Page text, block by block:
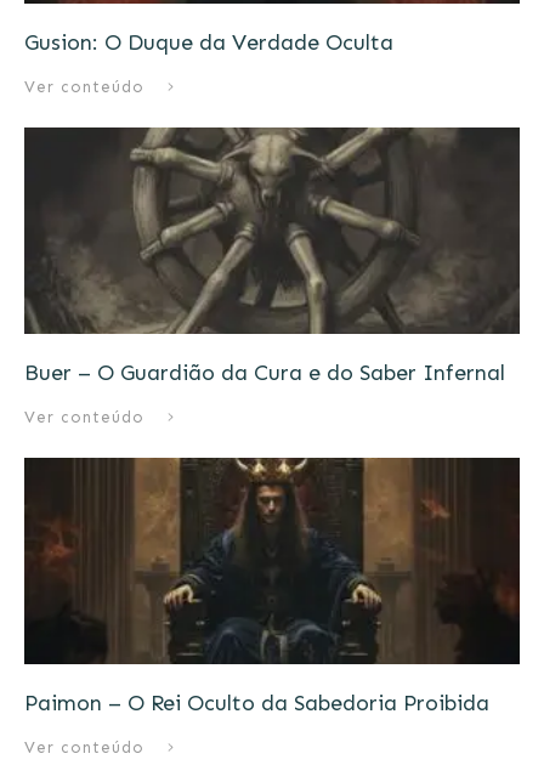
Gusion: O Duque da Verdade Oculta
Ver conteúdo
Buer – O Guardião da Cura e do Saber Infernal
Ver conteúdo
Paimon – O Rei Oculto da Sabedoria Proibida
Ver conteúdo